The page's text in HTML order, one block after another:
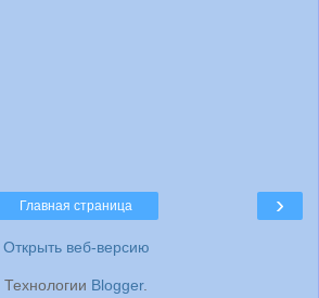
›
Главная страница
Открыть веб-версию
Технологии Blogger.